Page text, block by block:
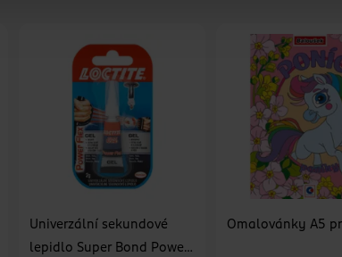
Univerzální sekundové
lepidlo Super Bond Power
Omalovánky A5